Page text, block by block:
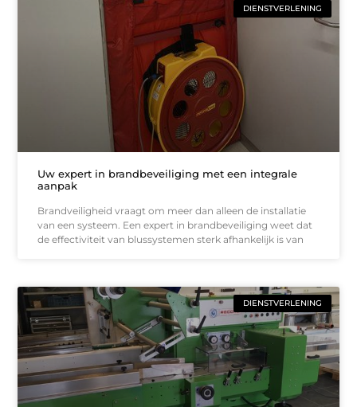
DIENSTVERLENING
Uw expert in brandbeveiliging met een integrale
aanpak
Brandveiligheid vraagt om meer dan alleen de installatie
van een systeem. Een expert in brandbeveiliging weet dat
de effectiviteit van blussystemen sterk afhankelijk is van
DIENSTVERLENING